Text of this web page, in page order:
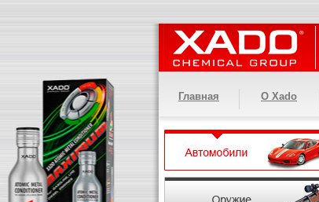
Главная О Xado